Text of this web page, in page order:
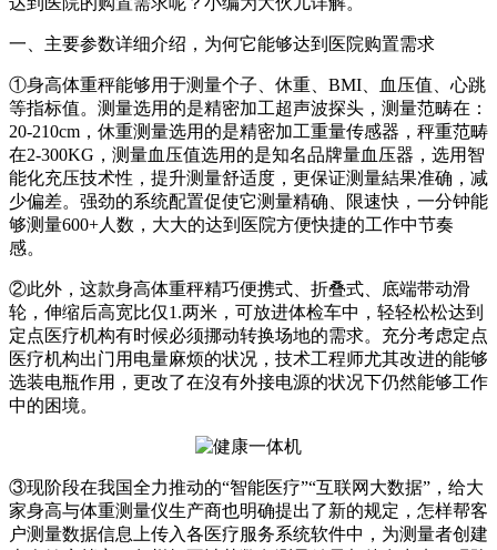
一、主要参数详细介绍，为何它能够达到医院购置需求
①身高体重秤能够用于测量个子、休重、BMI、血压值、心跳
等指标值。测量选用的是精密加工超声波探头，测量范畴在：
20-210cm，休重测量选用的是精密加工重量传感器，秤重范畴
在2-300KG，测量血压值选用的是知名品牌量血压器，选用智
能化充压技术性，提升测量舒适度，更保证测量結果准确，减
少偏差。强劲的系统配置促使它测量精确、限速快，一分钟能
够测量600+人数，大大的达到医院方便快捷的工作中节奏
感。
②此外，这款身高体重秤精巧便携式、折叠式、底端带动滑
轮，伸缩后高宽比仅1.两米，可放进体检车中，轻轻松松达到
定点医疗机构有时候必须挪动转换场地的需求。充分考虑定点
医疗机构出门用电量麻烦的状况，技术工程师尤其改进的能够
选装电瓶作用，更改了在沒有外接电源的状况下仍然能够工作
中的困境。
③现阶段在我国全力推动的“智能医疗”“互联网大数据”，给大
家身高与体重测量仪生产商也明确提出了新的规定，怎样帮客
户测量数据信息上传入各医疗服务系统软件中，为测量者创建